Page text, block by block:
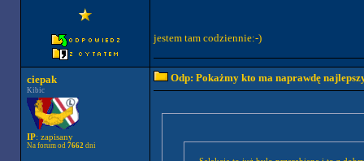
jestem tam codziennie:-)
ciepak
Kibic
IP: zapisany
Na forum od 7662dni
Odp: Pokażmy kto ma naprawdę